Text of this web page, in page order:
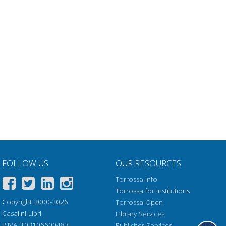
FOLLOW US
Copyright 2000-2026
Casalini Libri
OUR RESOURCES
Torrossa Info
Torrossa for Institutions
Torrossa Open
Library Services